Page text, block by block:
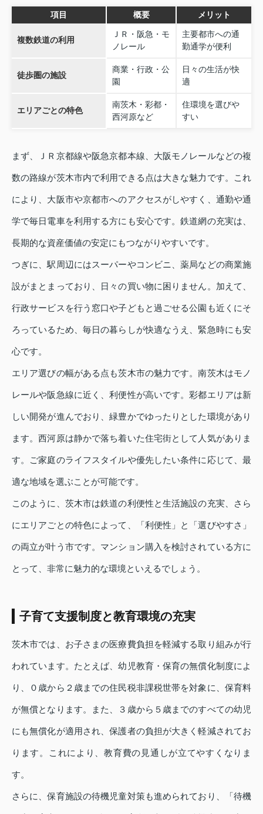
項目 概要 メリット
複数鉄道の利用
ＪＲ・阪急・モ
ノレール
主要都市への通
勤通学が便利
徒歩圏の施設
商業・行政・公
園
日々の生活が快
適
エリアごとの特色
南茨木・彩都・
西河原など
住環境を選びや
すい
まず、ＪＲ京都線や阪急京都本線、大阪モノレールなどの複
数の路線が茨木市内で利用できる点は大きな魅力です。これ
により、大阪市や京都市へのアクセスがしやすく、通勤や通
学で毎日電車を利用する方にも安心です。鉄道網の充実は、
長期的な資産価値の安定にもつながりやすいです。
つぎに、駅周辺にはスーパーやコンビニ、薬局などの商業施
設がまとまっており、日々の買い物に困りません。加えて、
行政サービスを行う窓口や子どもと過ごせる公園も近くにそ
ろっているため、毎日の暮らしが快適なうえ、緊急時にも安
心です。
エリア選びの幅がある点も茨木市の魅力です。南茨木はモノ
レールや阪急線に近く、利便性が高いです。彩都エリアは新
しい開発が進んでおり、緑豊かでゆったりとした環境があり
ます。西河原は静かで落ち着いた住宅街として人気がありま
す。ご家庭のライフスタイルや優先したい条件に応じて、最
適な地域を選ぶことが可能です。
このように、茨木市は鉄道の利便性と生活施設の充実、さら
にエリアごとの特色によって、「利便性」と「選びやすさ」
の両立が叶う市です。マンション購入を検討されている方に
とって、非常に魅力的な環境といえるでしょう。
子育て支援制度と教育環境の充実
茨木市では、お子さまの医療費負担を軽減する取り組みが行
われています。たとえば、幼児教育・保育の無償化制度によ
り、０歳から２歳までの住民税非課税世帯を対象に、保育料
が無償となります。また、３歳から５歳までのすべての幼児
にも無償化が適用され、保護者の負担が大きく軽減されてお
ります。これにより、教育費の見通しが立てやすくなりま
す。
さらに、保育施設の待機児童対策も進められており、「待機